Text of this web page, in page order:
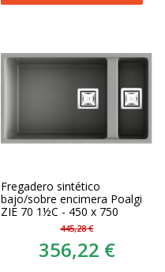
Fregadero sintético
bajo/sobre encimera Poalgi
ZIE 70 1½C - 450 x 750
445,28 €
356,22 €